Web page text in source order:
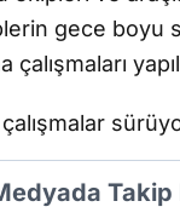
gece boyu
Takip